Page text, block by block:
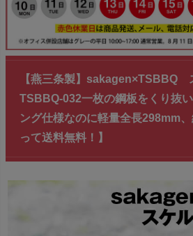
【燕三条製】sakagen×TSBBQ
TSBBQ-032一枚の鋼板をくり抜
ング仕様なのに軽量全長298mm
って送料無料！】